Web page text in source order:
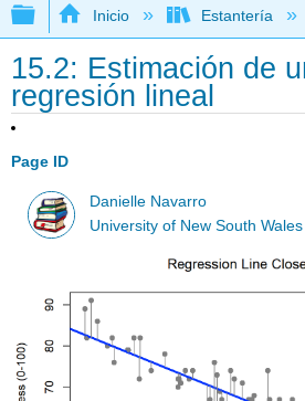
Expandir/contraer
Inicio Estantería
15.2: Estimación de
regresión lineal
Page ID
Danielle Navarro
University of New South Wales